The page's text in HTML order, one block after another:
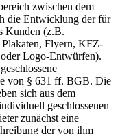
zwischen dem
die Entwicklung der für
Kunden (z.B.
Flyern, KFZ-
Logo-Entwürfen).
von § 631 ff. BGB. Die
sich aus dem
geschlossenen
zunächst eine
der von ihm